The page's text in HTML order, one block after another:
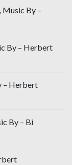
Music By –
By – Herbert
– Herbert
By – Bi